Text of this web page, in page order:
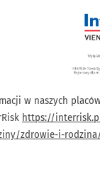
w naszych
https://
zdrowie-i-